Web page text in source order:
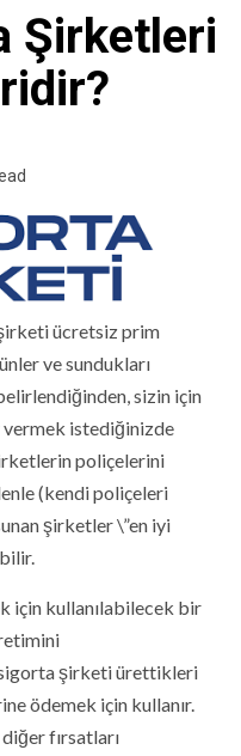
Şirketleri
ücretsiz prim
ve sundukları
sizin için
istediğinizde
poliçelerini
(kendi poliçeleri
şirketler \”en iyi
için kullanılabilecek bir
şirketi ürettikleri
ödemek için kullanır.
fırsatları